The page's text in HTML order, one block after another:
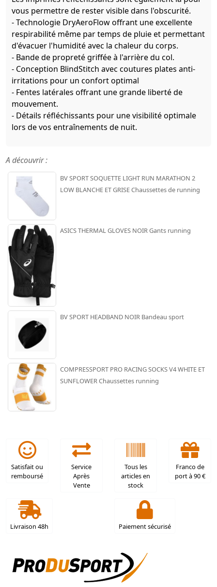
vous permettre de rester visible dans l'obscurité.
- Technologie DryAeroFlow offrant une excellente
respirabilité même par temps de pluie et permettant
d'évacuer l'humidité avec la chaleur du corps.
- Bande de propreté griffée à l'arrière du col.
- Conception BlindStitch avec coutures plates anti-
irritations pour un confort optimal
- Fentes latérales offrant une grande liberté de
mouvement.
- Détails réfléchissants pour une visibilité optimale
lors de vos entraînements de nuit.
A découvrir :
BV SPORT SOQUETTE LIGHT RUN MARATHON 2
LOW BLANCHE ET GRISE Chaussettes de running
ASICS THERMAL GLOVES NOIR Gants running
BV SPORT HEADBAND NOIR Bandeau sport
COMPRESSPORT PRO RACING SOCKS V4 WHITE ET
SUNFLOWER Chaussettes running
Satisfait ou
remboursé
Service
Après
Vente
Tous les
articles en
stock
Franco de
port à 90 €
Livraison 48h Paiement sécurisé